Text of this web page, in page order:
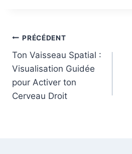
Navigation
de
l’article
PRÉCÉDENT
Ton Vaisseau Spatial :
Visualisation Guidée
pour Activer ton
Cerveau Droit